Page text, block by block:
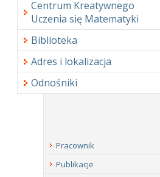
Centrum Kreatywnego
Uczenia się Matematyki
Biblioteka
Adres i lokalizacja
Odnośniki
Pracownik
Publikacje